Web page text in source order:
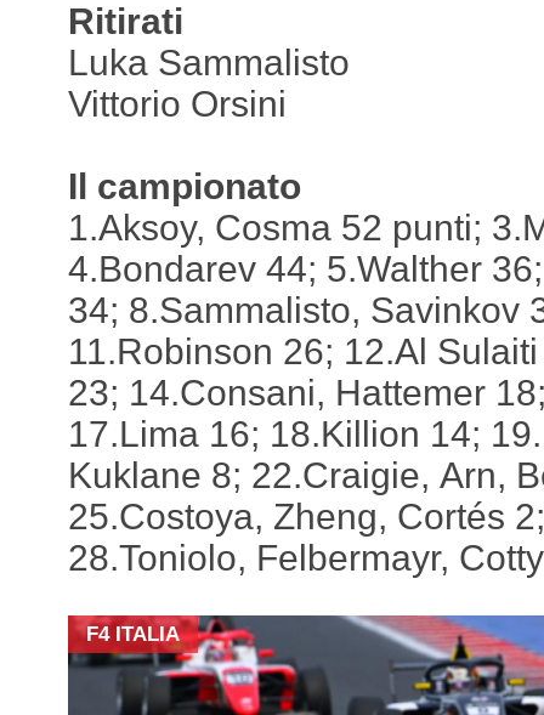
Ritirati
Luka Sammalisto
Vittorio Orsini
Il campionato
1.Aksoy, Cosma 52 punti;
4.Bondarev 44; 5.Walther
34; 8.Sammalisto, Savinkov
11.Robinson 26; 12.Al
23; 14.Consani, Hattemer
17.Lima 16; 18.Killion 14;
Kuklane 8; 22.Craigie, Arn,
25.Costoya, Zheng, Cortés 2;
28.Toniolo, Felbermayr,
F4 ITALIA